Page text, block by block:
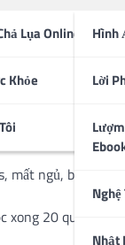
Lụa Online
Khỏe
Hình
Lời
Nhật
mất ngủ, bồn
xong 20 quy tắc